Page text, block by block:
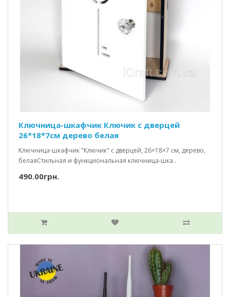
Ключница-шкафчик Ключик c дверцей
26*18*7см дерево белая
Ключница-шкафчик "Ключик" с дверцей, 26×18×7 см, дерево,
белаяСтильная и функциональная ключница-шка..
490.00грн.